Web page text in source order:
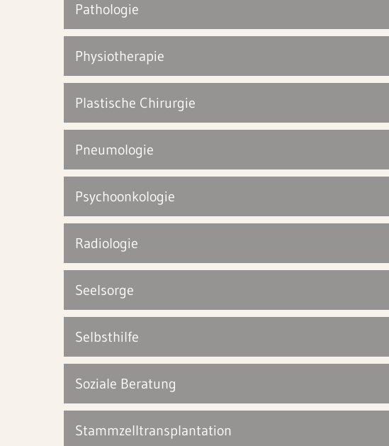
Pathologie
Physiotherapie
Plastische Chirurgie
Pneumologie
Psychoonkologie
Radiologie
Seelsorge
Selbsthilfe
Soziale Beratung
Stammzelltransplantation